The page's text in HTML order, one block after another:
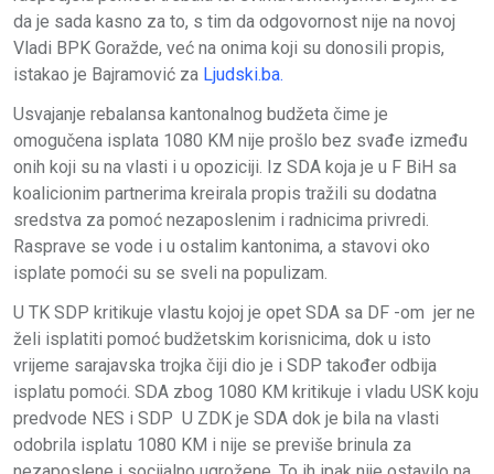
da je sada kasno za to, s tim da odgovornost nije na novoj
Vladi BPK Goražde, već na onima koji su donosili propis,
istakao je Bajramović za Ljudski.ba.
Usvajanje rebalansa kantonalnog budžeta čime je
omogučena isplata 1080 KM nije prošlo bez svađe između
onih koji su na vlasti i u opoziciji. Iz SDA koja je u F BiH sa
koalicionim partnerima kreirala propis tražili su dodatna
sredstva za pomoć nezaposlenim i radnicima privredi.
Rasprave se vode i u ostalim kantonima, a stavovi oko
isplate pomoći su se sveli na populizam.
U TK SDP kritikuje vlastu kojoj je opet SDA sa DF -om jer ne
želi isplatiti pomoć budžetskim korisnicima, dok u isto
vrijeme sarajavska trojka čiji dio je i SDP također odbija
isplatu pomoći. SDA zbog 1080 KM kritikuje i vladu USK koju
predvode NES i SDP U ZDK je SDA dok je bila na vlasti
odobrila isplatu 1080 KM i nije se previše brinula za